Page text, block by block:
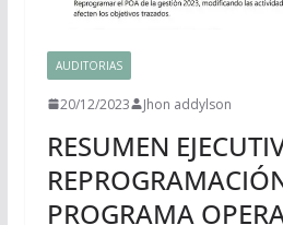
AUDITORIAS
20/12/2023 Jhon addylson
RESUMEN
PROGRAMA